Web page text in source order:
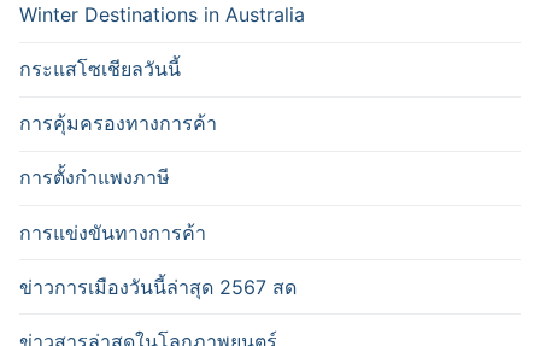
Winter Destinations in Australia
กระแสโซเชียลวันนี้
การคุ้มครองทางการค้า
การตั้งกำแพงภาษี
การแข่งขันทางการค้า
ข่าวการเมืองวันนี้ล่าสุด 2567 สด